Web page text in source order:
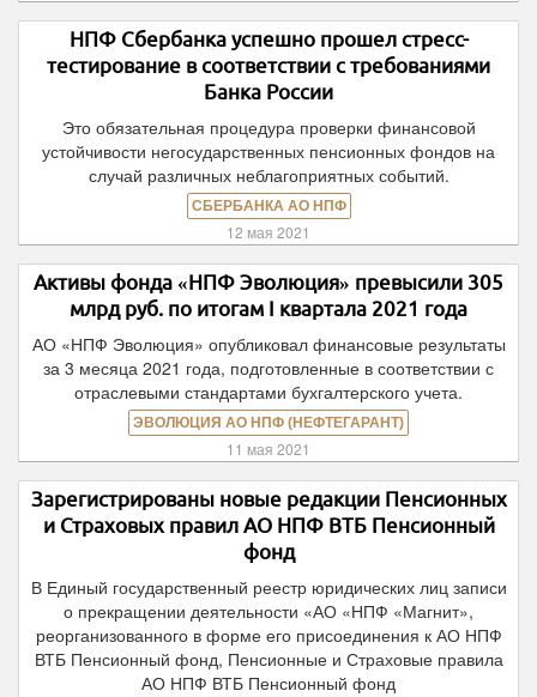
НПФ Сбербанка успешно прошел стресс-
тестирование в соответствии с требованиями
Банка России
Это обязательная процедура проверки финансовой
устойчивости негосударственных пенсионных фондов на
случай различных неблагоприятных событий.
СБЕРБАНКА АО НПФ
12 мая 2021
Активы фонда «НПФ Эволюция» превысили 305
млрд руб. по итогам I квартала 2021 года
АО «НПФ Эволюция» опубликовал финансовые результаты
за 3 месяца 2021 года, подготовленные в соответствии с
отраслевыми стандартами бухгалтерского учета.
ЭВОЛЮЦИЯ АО НПФ (НЕФТЕГАРАНТ)
11 мая 2021
Зарегистрированы новые редакции Пенсионных
и Страховых правил АО НПФ ВТБ Пенсионный
фонд
В Единый государственный реестр юридических лиц записи
о прекращении деятельности «АО «НПФ «Магнит»,
реорганизованного в форме его присоединения к АО НПФ
ВТБ Пенсионный фонд, Пенсионные и Страховые правила
АО НПФ ВТБ Пенсионный фонд